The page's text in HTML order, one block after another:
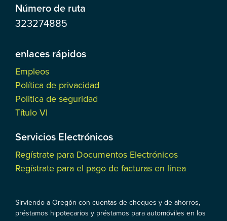
Número de ruta
323274885
enlaces rápidos
Empleos
Política de privacidad
Politica de seguridad
Título VI
Servicios Electrónicos
Regístrate para Documentos Electrónicos
Regístrate para el pago de facturas en línea
Sirviendo a Oregón con cuentas de cheques y de ahorros,
préstamos hipotecarios y préstamos para automóviles en los